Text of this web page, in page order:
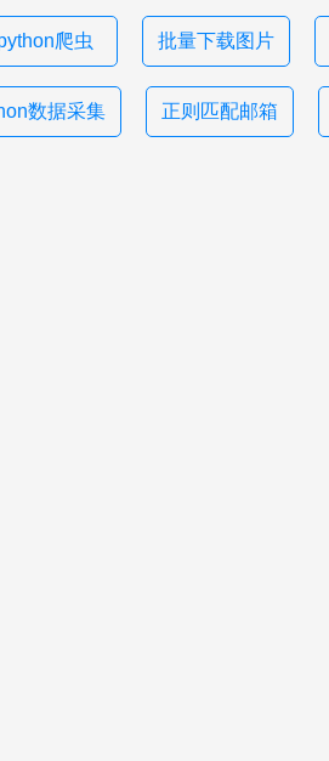
爬虫 批量下载图片
数据采集 正则匹配邮箱